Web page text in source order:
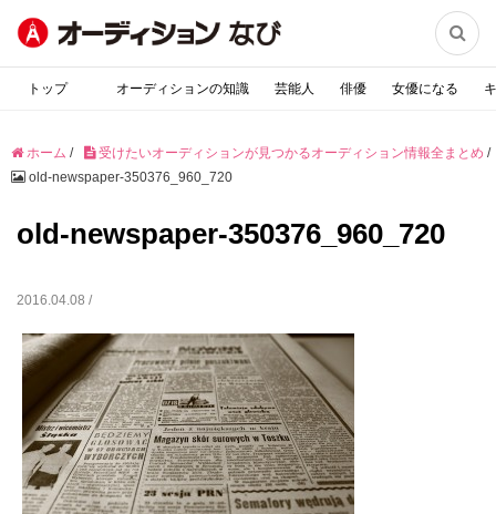

トップ オーディションの知識 芸能人 俳優 女優になる
ホーム / 受けたいオーディションが見つかるオーディション情報全まとめ /
old-newspaper-350376_960_720
old-newspaper-350376_960_720
2016.04.08 /